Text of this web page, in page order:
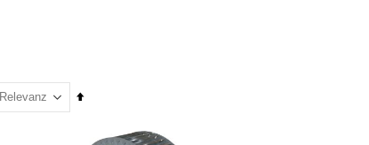
In
Reihenfolge